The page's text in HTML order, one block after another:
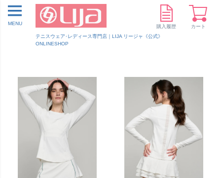
テニスウェア･レディース専門店｜LIJA リージャ《公式》
ONLINESHOP
MENU
購入履歴 カート